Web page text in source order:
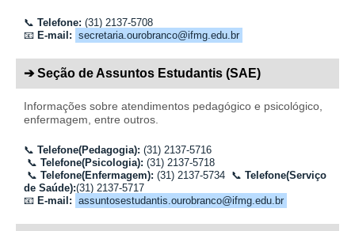
📞 Telefone: (31) 2137-5708
📧 E-mail: secretaria.ourobranco@ifmg.edu.br
➔ Seção de Assuntos Estudantis (SAE)
Informações sobre atendimentos pedagógico e psicológico,
enfermagem, entre outros.
📞 Telefone(Pedagogia): (31) 2137-5716
📞 Telefone(Psicologia): (31) 2137-5718
📞 Telefone(Enfermagem): (31) 2137-5734 📞 Telefone(Serviço
de Saúde):(31) 2137-5717
📧 E-mail: assuntosestudantis.ourobranco@ifmg.edu.br